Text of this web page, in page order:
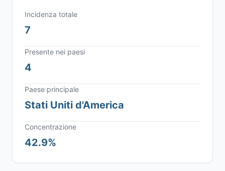
Incidenza totale
7
Presente nei paesi
4
Paese principale
Stati Uniti d'America
Concentrazione
42.9%